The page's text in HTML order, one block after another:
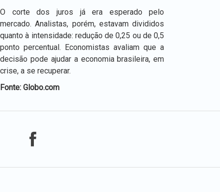
O corte dos juros já era esperado pelo
mercado. Analistas, porém, estavam divididos
quanto à intensidade: redução de 0,25 ou de 0,5
ponto percentual. Economistas avaliam que a
decisão pode ajudar a economia brasileira, em
crise, a se recuperar.
Fonte: Globo.com